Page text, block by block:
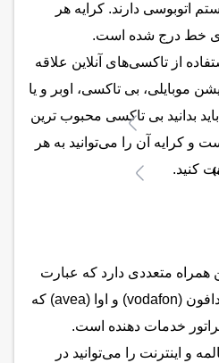
اتوبوسی دارند. کرایه هر
خط درج شده است.
از تاکسی‌های آنلاین علاقه
موبایلی، بی تاکسی، اوبر و یا
بدانید بی تاکسی محبوب ترین
و کرایه آن را می‌توانید به هر
کنید.
همراه متعددی دارد که عبارت
اند از ترکسل (turkcell)، وودافون (vodafon) و اوا (avea) که
خدمات دهنده است.
و اینترنت را می‌توانید در